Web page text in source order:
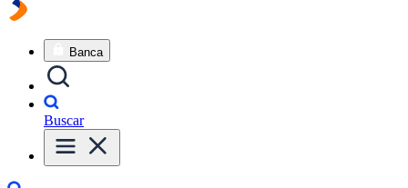
Banca
Buscar